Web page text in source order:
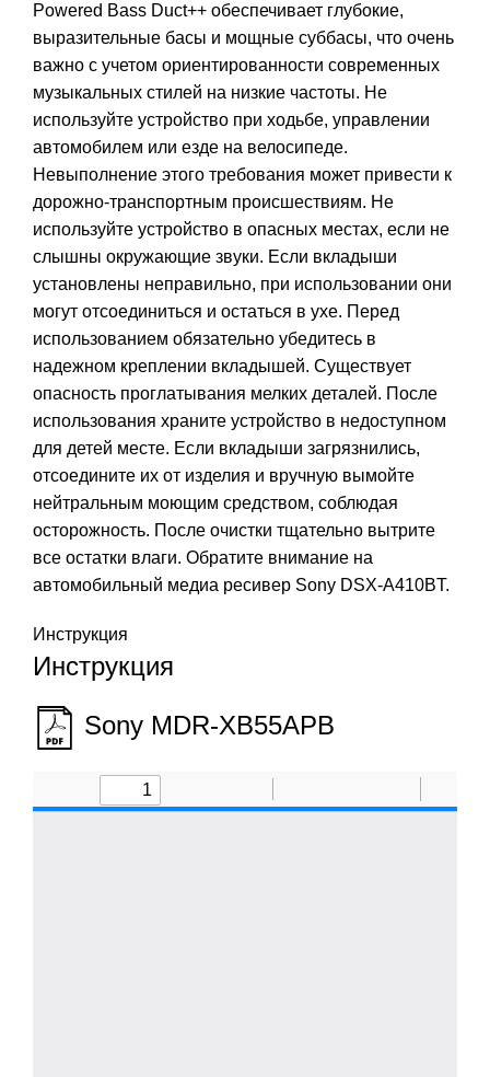
Powered Bass Duct++ обеспечивает глубокие,
выразительные басы и мощные суббасы, что очень
важно с учетом ориентированности современных
музыкальных стилей на низкие частоты. Не
используйте устройство при ходьбе, управлении
автомобилем или езде на велосипеде.
Невыполнение этого требования может привести к
дорожно-транспортным происшествиям. Не
используйте устройство в опасных местах, если не
слышны окружающие звуки. Если вкладыши
установлены неправильно, при использовании они
могут отсоединиться и остаться в ухе. Перед
использованием обязательно убедитесь в
надежном креплении вкладышей. Существует
опасность проглатывания мелких деталей. После
использования храните устройство в недоступном
для детей месте. Если вкладыши загрязнились,
отсоедините их от изделия и вручную вымойте
нейтральным моющим средством, соблюдая
осторожность. После очистки тщательно вытрите
все остатки влаги. Обратите внимание на
автомобильный медиа ресивер Sony DSX-A410BT.
Инструкция
Инструкция
Sony MDR-XB55APB